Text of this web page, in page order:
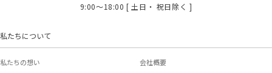
9:00～18:00 [ 土日・ 祝日除く ]
私たちについて
私たちの想い
会社概要